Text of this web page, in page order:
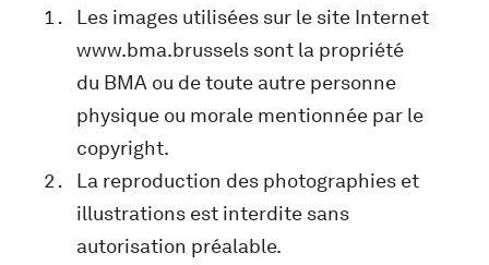
Les images utilisées sur le site Internet
www.bma.brussels sont la propriété
du BMA ou de toute autre personne
physique ou morale mentionnée par le
copyright.
La reproduction des photographies et
illustrations est interdite sans
autorisation préalable.